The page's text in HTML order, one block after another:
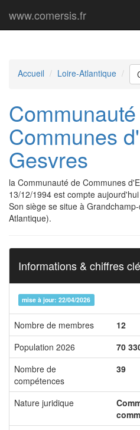
www.comersis.fr
Accueil Loire-Atlantique
Communes
Gesvres
la Communauté de Communes
13/12/1994 est compte
Son siège se situe à
Atlantique).
Informations & chiffres
mise à jour: 22/04/2026
Nombre de membres 12
Population 2026
70
Nombre de
compétences
39
Nature juridique